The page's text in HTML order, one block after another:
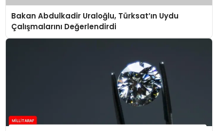
Bakan Abdulkadir Uraloğlu, Türksat’ın Uydu
Çalışmalarını Değerlendirdi